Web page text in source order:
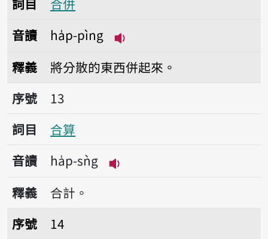
詞目
合併
音讀
ha̍p-pìng
釋義
將分散的東西併起來。
序號13合算
序號
13
詞目
合算
音讀
ha̍p-sǹg
播放音讀ha̍p-sǹg
釋義
合計。
序號14合奏
序號
14